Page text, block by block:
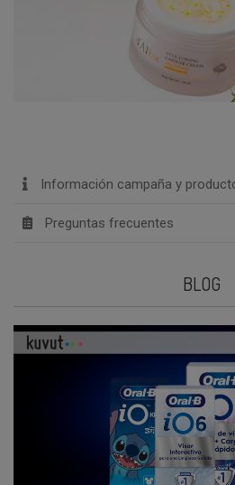
Información campaña y
Preguntas frecuentes
BLOG